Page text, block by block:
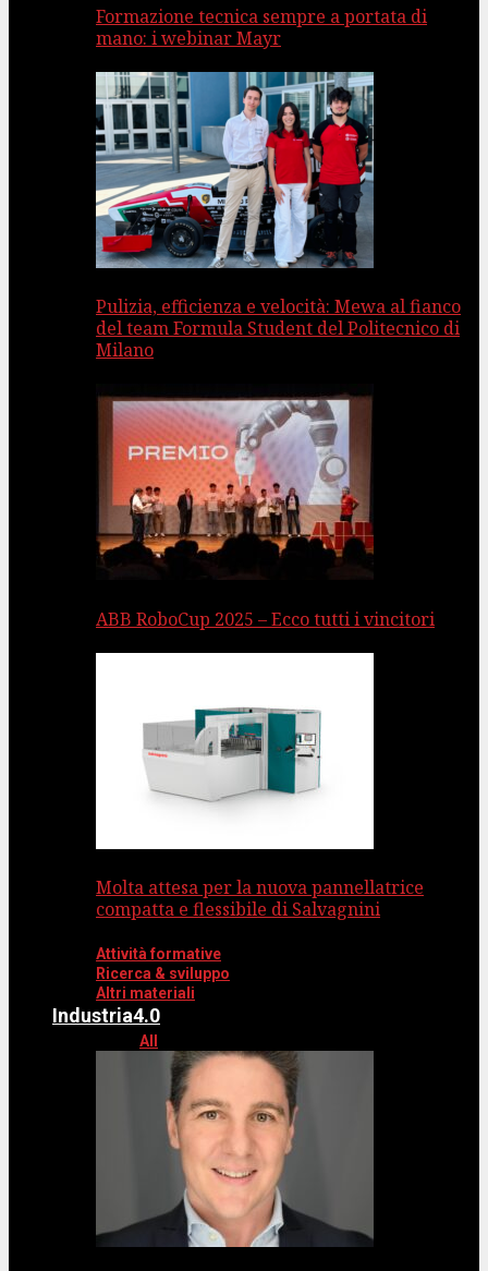
Formazione tecnica sempre a portata di
mano: i webinar Mayr
Pulizia, efficienza e velocità: Mewa al fianco
del team Formula Student del Politecnico di
Milano
ABB RoboCup 2025 – Ecco tutti i vincitori
Molta attesa per la nuova pannellatrice
compatta e flessibile di Salvagnini
Attività formative
Ricerca & sviluppo
Altri materiali
Industria4.0
All